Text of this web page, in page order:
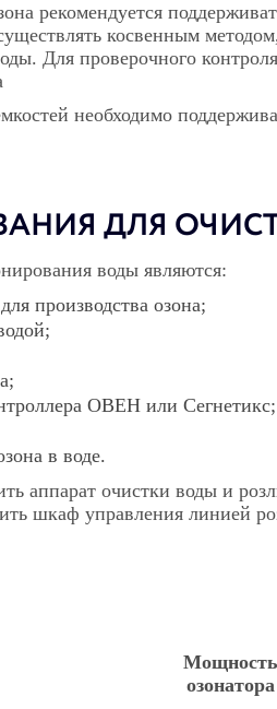
рекомендуется
косвенным
Для проверочного
необходимо
ДЛЯ
воды являются:
производства озона;
ОВЕН или Сегнетикс;
в воде.
аппарат очистки воды и
шкаф управления линией
Мощность
озонатора